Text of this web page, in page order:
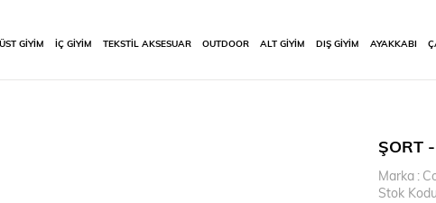
ÜST GİYİM İÇ GİYİM TEKSTİL AKSESUAR OUTDOOR ALT GİYİM DIŞ GİYİM AYAKKABI
ŞORT
Marka :
Stok Kodu